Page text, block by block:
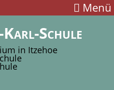
Menü
Karl-Schule
in Itzehoe